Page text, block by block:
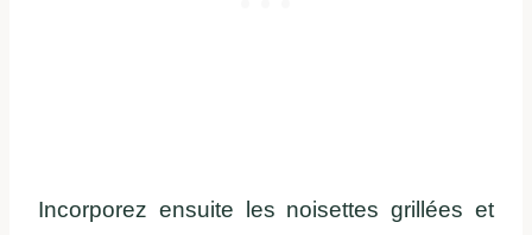
Incorporez ensuite les noisettes grillées et